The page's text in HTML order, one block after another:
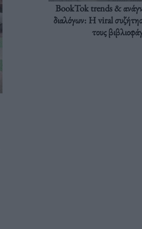
BookTok trends &
διαλόγων: Η viral
τους